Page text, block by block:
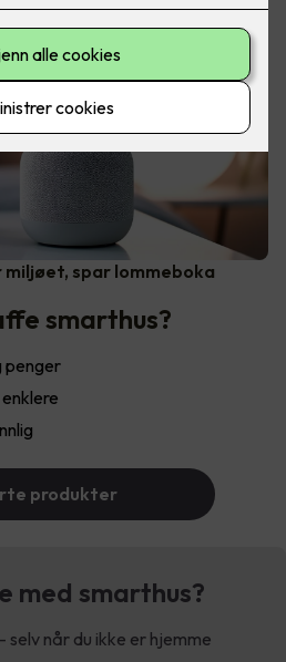
miljøet, spar lommeboka
smarthus?
penger
produkter
med smarthus?
- selv når du ikke er hjemme